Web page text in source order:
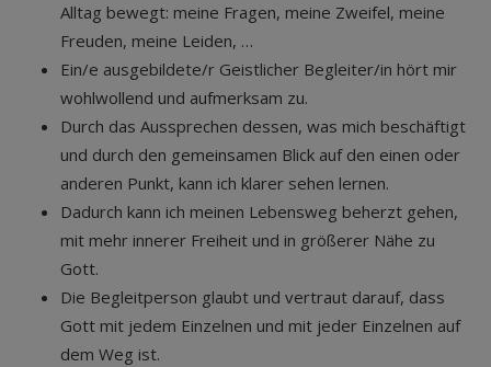
Alltag bewegt: meine Fragen, meine Zweifel, meine
Freuden, meine Leiden, …
Ein/e ausgebildete/r Geistlicher Begleiter/in hört mir
wohlwollend und aufmerksam zu.
Durch das Aussprechen dessen, was mich beschäftigt
und durch den gemeinsamen Blick auf den einen oder
anderen Punkt, kann ich klarer sehen lernen.
Dadurch kann ich meinen Lebensweg beherzt gehen,
mit mehr innerer Freiheit und in größerer Nähe zu
Gott.
Die Begleitperson glaubt und vertraut darauf, dass
Gott mit jedem Einzelnen und mit jeder Einzelnen auf
dem Weg ist.